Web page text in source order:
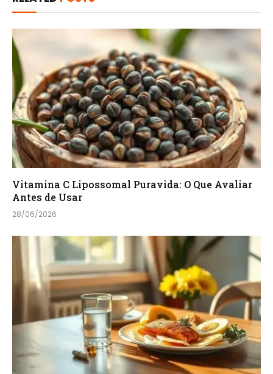
Vitamina C Lipossomal Puravida: O Que Avaliar
Antes de Usar
28/06/2026